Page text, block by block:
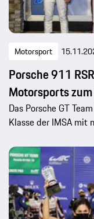
Motorsport
Porsche 911
Motorsports
Das Porsche GT
Klasse der IMSA mit